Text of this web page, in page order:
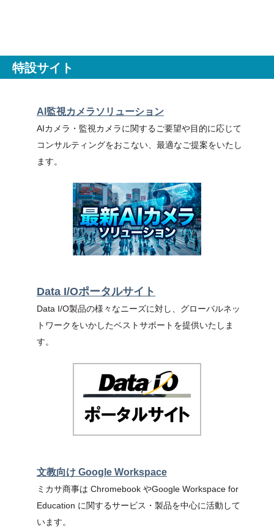
特設サイト
AI監視カメラソリューション
AIカメラ・監視カメラに関するご要望や目的に応じて
コンサルティングをおこない、最適なご提案をいたし
ます。
Data I/Oポータルサイト
Data I/O製品の様々なニーズに対し、グローバルネッ
トワークをいかしたベストサポートを提供いたしま
す。
文教向け Google Workspace
ミカサ商事は Chromebook やGoogle Workspace for
Education に関するサービス・製品を中心に活動して
います。